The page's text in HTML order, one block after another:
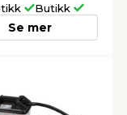
Butikk
Se mer